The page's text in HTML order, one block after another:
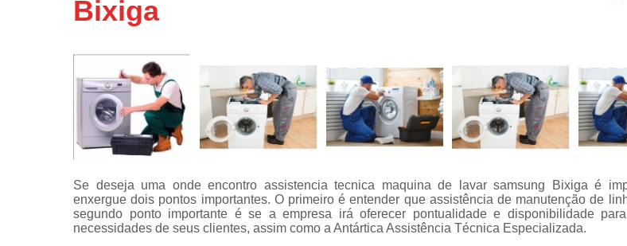
máquinas de
lavar
Consertos de
adega
expositoras
Instalação de
fogões
Assistencia Tecnica para
Assistencia Tecnica de
Assistencia Tecnica
Electrolux Geladeira
Geladeira Electrolux
Bixiga
Se deseja uma onde encontro assistencia tecnica maquina de lavar samsung Bixiga é
enxergue dois pontos importantes. O primeiro é entender que assistência de manutenção de
segundo ponto importante é se a empresa irá oferecer pontualidade e disponibilidade
necessidades de seus clientes, assim como a Antártica Assistência Técnica Especializada.